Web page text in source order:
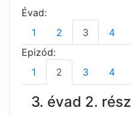
Évad:
1
2 3 4
Epizód:
1
2 3 4
3. évad 2. rész